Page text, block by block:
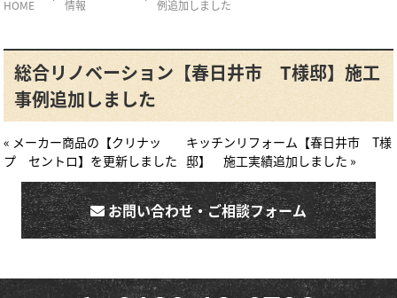
HOME
情報
例追加しました
総合リノベーション【春日井市 T様邸】施工
事例追加しました
« メーカー商品の【クリナッ
プ セントロ】を更新しました
キッチンリフォーム【春日井市 T様
邸】 施工実績追加しました »
お問い合わせ・ご相談フォーム